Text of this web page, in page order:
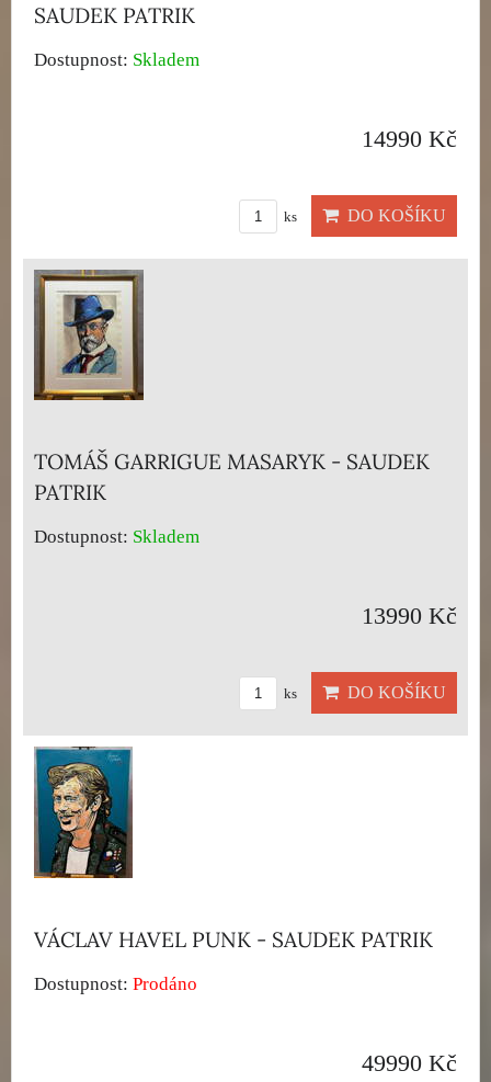
SAUDEK PATRIK
Dostupnost: Skladem
14990 Kč
ks DO KOŠÍKU
TOMÁŠ GARRIGUE MASARYK - SAUDEK
PATRIK
Dostupnost: Skladem
13990 Kč
ks DO KOŠÍKU
VÁCLAV HAVEL PUNK - SAUDEK PATRIK
Dostupnost: Prodáno
49990 Kč